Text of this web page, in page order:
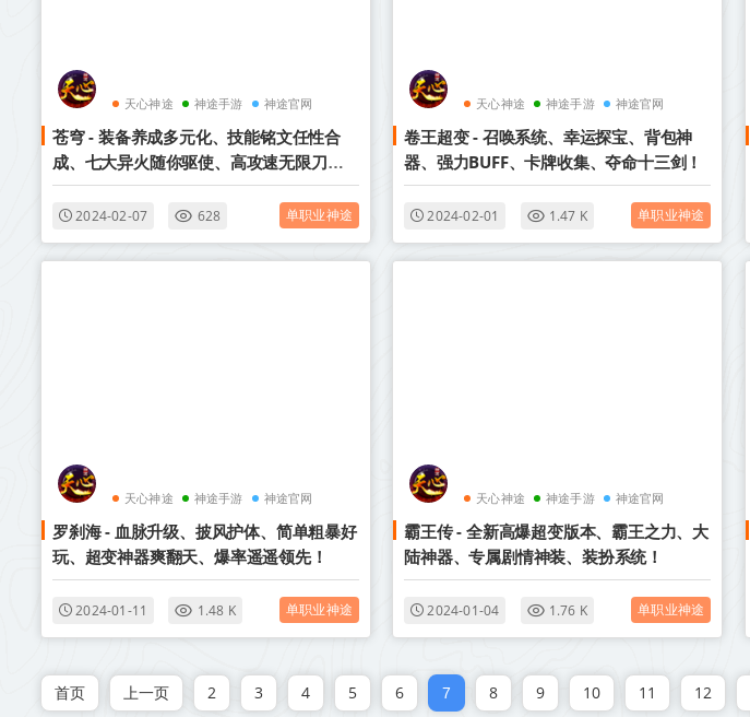
天心神途 神途手游 神途官网
苍穹 - 装备养成多元化、技能铭文任性合
成、七大异火随你驱使、高攻速无限刀玩
的就是激情！
2024-02-07 628 单职业神途
天心神途 神途手游 神途官网
卷王超变 - 召唤系统、幸运探宝、背包神
器、强力BUFF、卡牌收集、夺命十三剑！
2024-02-01 1.47 K 单职业神途
天心神途 神途手游 神途官网
罗刹海 - 血脉升级、披风护体、简单粗暴好
玩、超变神器爽翻天、爆率遥遥领先！
2024-01-11 1.48 K 单职业神途
天心神途 神途手游 神途官网
霸王传 - 全新高爆超变版本、霸王之力、大
陆神器、专属剧情神装、装扮系统！
2024-01-04 1.76 K 单职业神途
首页 上一页 2 3 4 5 6 7 8 9 10 11 12